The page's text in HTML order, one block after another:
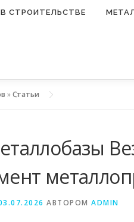
В СТРОИТЕЛЬСТВЕ
»Статьи
АВТОРОМ ADMIN